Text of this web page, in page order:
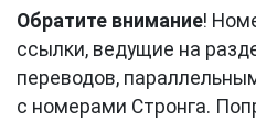
Обратите внимание!
ссылки, ведущие на
переводов,
с номерами Стронга.